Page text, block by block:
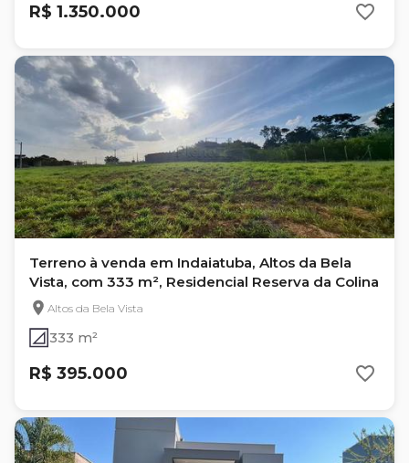
R$ 1.350.000
Terreno à venda em Indaiatuba, Altos da Bela
Vista, com 333 m², Residencial Reserva da Colina
Altos da Bela Vista
333 m²
R$ 395.000